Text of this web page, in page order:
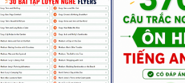
SPEAKING TIẾNG ANH 3